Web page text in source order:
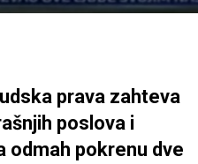
prava zahteva
poslova i
odmah pokrenu dve